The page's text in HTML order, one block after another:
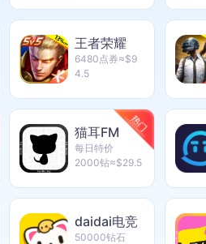
王者荣耀
6480点券≈$9
4.5
猫耳FM
每日特价
2000钻≈$29.5
daidai电竞
50000钻石